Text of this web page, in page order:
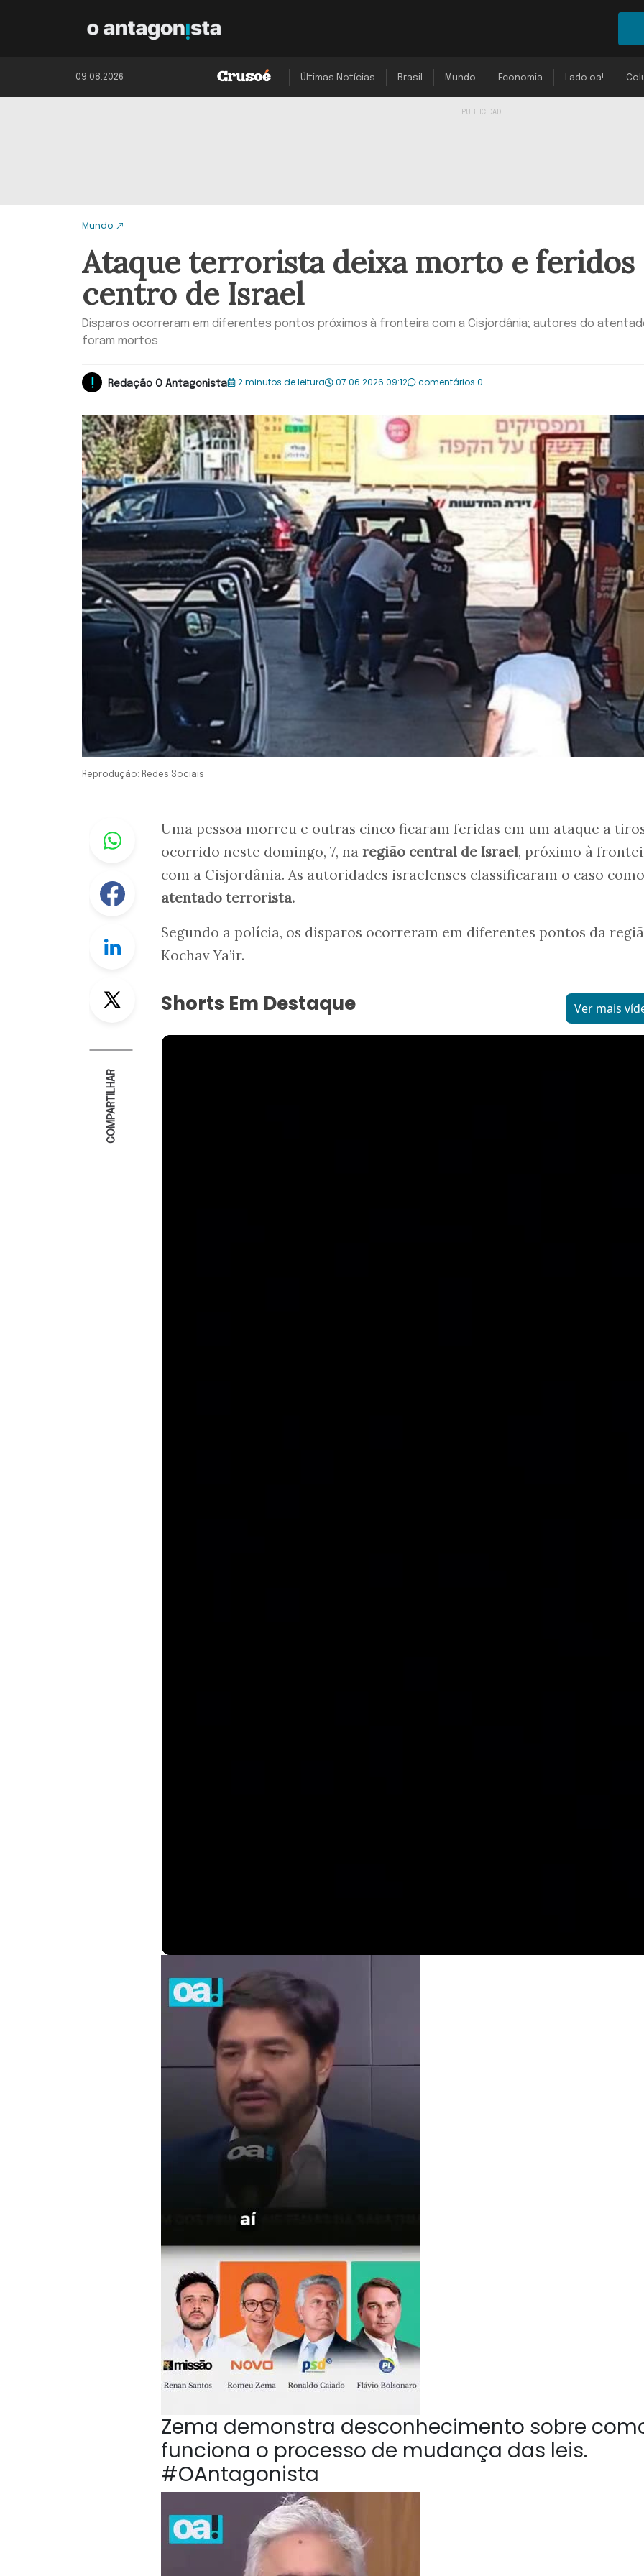
09.08.2026 Últimas Notícias Brasil Mundo Economia Lado oa!
Mundo
Ataque terrorista deixa morto e feridos
centro de Israel
Disparos ocorreram em diferentes pontos próximos à fronteira com a Cisjordânia; autores do
foram mortos
Redação O Antagonista 2 minutos de leitura 07.06.2026 09:12 comentários 0
Reprodução: Redes Sociais
Whastapp
Facebook
Linkedin
COMPARTILHAR
Uma pessoa morreu e outras cinco ficaram feridas em um ataque a
ocorrido neste domingo, 7, na região central de Israel, próximo à
com a Cisjordânia. As autoridades israelenses classificaram o caso
atentado terrorista.
Segundo a polícia, os disparos ocorreram em diferentes pontos da
Kochav Ya’ir.
Shorts Em Destaque Ver mais
Zema demonstra desconhecimento sobre
funciona o processo de mudança das leis.
#OAntagonista